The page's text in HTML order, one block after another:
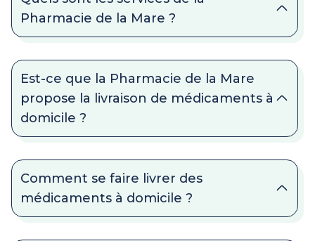
Pharmacie de la Mare ?
Est-ce que la Pharmacie de la Mare
propose la livraison de médicaments à
domicile ?
Comment se faire livrer des
médicaments à domicile ?